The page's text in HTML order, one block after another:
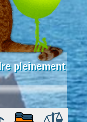
pleinement